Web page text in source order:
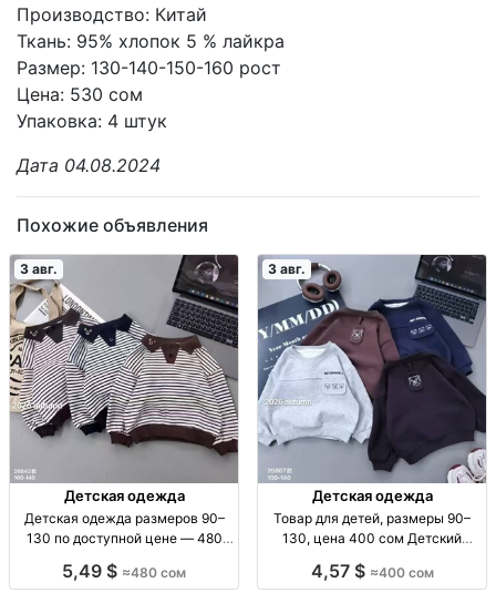
Производство: Китай
Ткань: 95% хлопок 5 % лайкра
Размер: 130-140-150-160 рост
Цена: 530 сом
Упаковка: 4 штук
Дата 04.08.2024
Похожие объявления
3 авг.
Детская одежда
Детская одежда размеров 90–
130 по доступной цене — 480
480 сом
5,49 $ ≈480 сом
3 авг.
Детская одежда
Товар для детей, размеры 90–
130, цена 400 сом Детский
4,57 $ ≈400 сом